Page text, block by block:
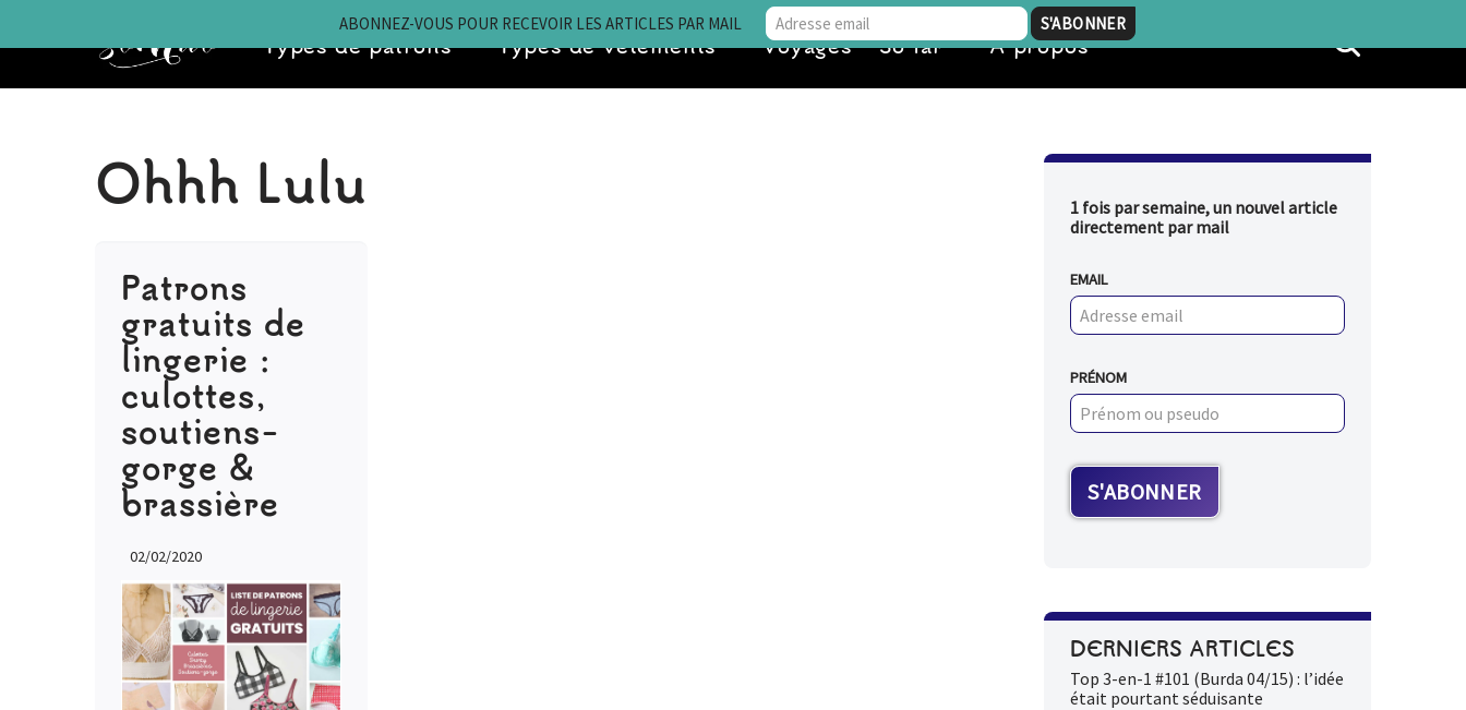
au
Types de patrons Types de vêtements Voyages • So far À propos
Ohhh Lulu
Patrons
gratuits de
lingerie :
culottes,
soutiens-
gorge &
brassière
02/02/2020
1 fois par semaine, un nouvel article
directement par mail
EMAIL
PRÉNOM
DERNIERS ARTICLES
Top 3-en-1 #101 (Burda 04/15) : l’idée
était pourtant séduisante
ABONNEZ-VOUS POUR RECEVOIR LES ARTICLES PAR MAIL